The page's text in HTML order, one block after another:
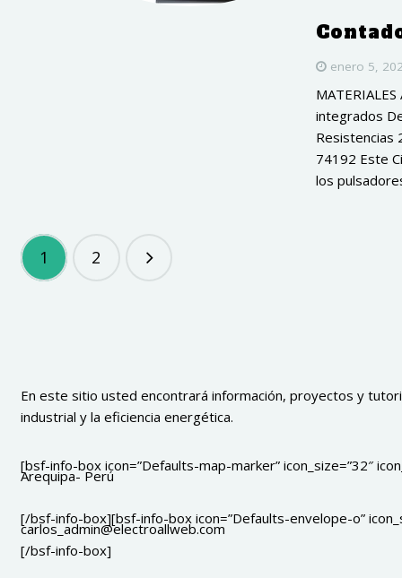
enero 5,
integrados
Resistencias
74192 Este
los
1 2
En este sitio usted encontrará información, proyectos y
industrial y la eficiencia energética.
[bsf-info-box icon=”Defaults-map-marker” icon_size=”32″
Arequipa- Perú
[/bsf-info-box][bsf-info-box icon=”Defaults-envelope-o”
carlos_admin@electroallweb.com
[/bsf-info-box]